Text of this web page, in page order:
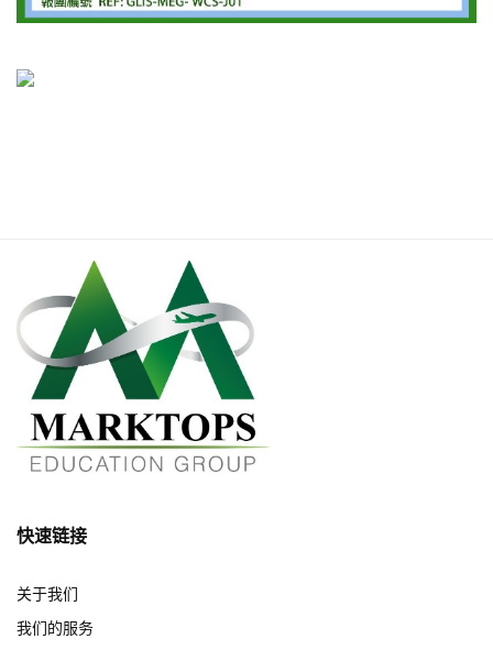
快速链接
关于我们
我们的服务